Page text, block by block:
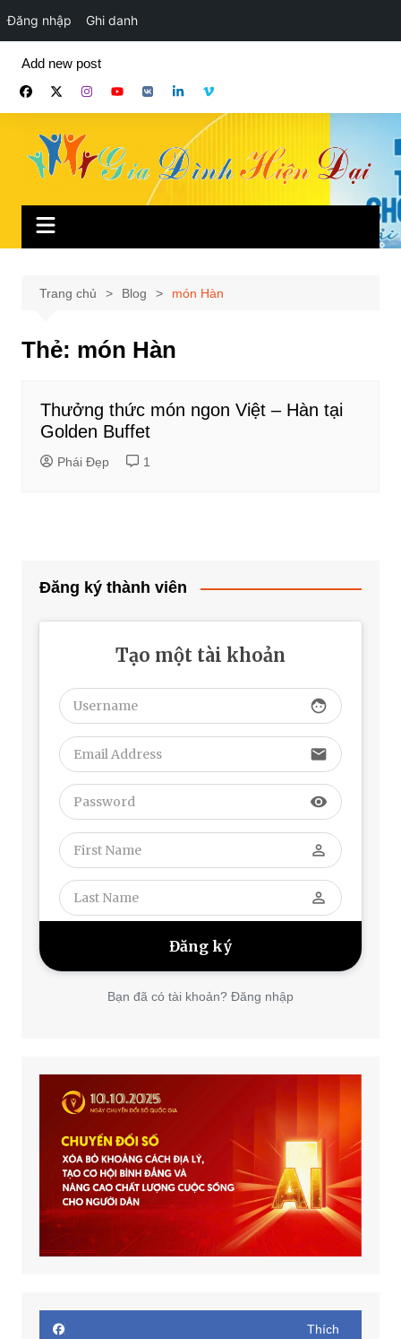
Đăng nhập Ghi danh
phần
Add new post
Trang chủ Blog món Hàn
Thẻ: món Hàn
Thưởng thức món ngon Việt – Hàn tại
Golden Buffet
Phái Đẹp 1
Đăng ký thành viên
Tạo một tài khoản
face
email
visibility
perm_identity
perm_identity
Bạn đã có tài khoản? Đăng nhập
Thích